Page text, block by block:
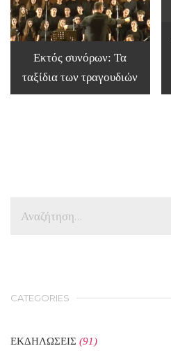
Εκτός συνόρων: Τα
ταξίδια των τραγουδιών
CATEGORIES
ΕΚΔΗΛΩΣΕΙΣ (91)